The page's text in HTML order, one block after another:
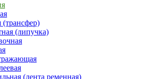
(трансфер)
(липучка)
(лента ременная)